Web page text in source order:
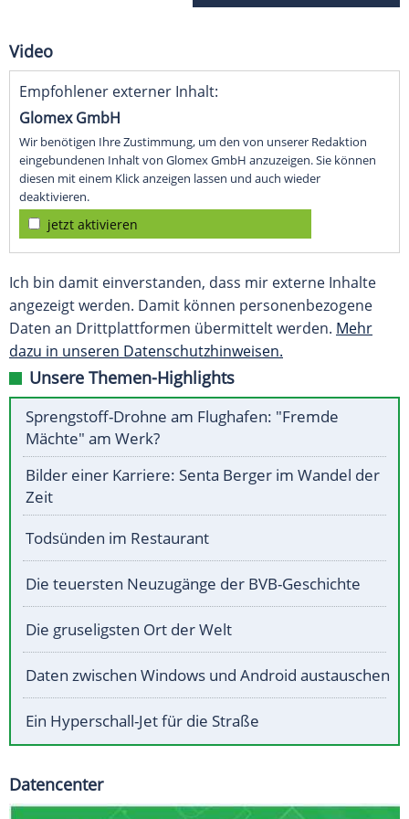
Video
Empfohlener externer Inhalt:
Glomex GmbH
Wir benötigen Ihre Zustimmung, um den von unserer Redaktion
eingebundenen Inhalt von Glomex GmbH anzuzeigen. Sie können
diesen mit einem Klick anzeigen lassen und auch wieder
deaktivieren.
jetzt aktivieren
Ich bin damit einverstanden, dass mir externe Inhalte
angezeigt werden. Damit können personenbezogene
Daten an Drittplattformen übermittelt werden. Mehr
dazu in unseren Datenschutzhinweisen.
Unsere Themen-Highlights
Sprengstoff-Drohne am Flughafen: "Fremde
Mächte" am Werk?
Bilder einer Karriere: Senta Berger im Wandel der
Zeit
Todsünden im Restaurant
Die teuersten Neuzugänge der BVB-Geschichte
Die gruseligsten Ort der Welt
Daten zwischen Windows und Android austauschen
Ein Hyperschall-Jet für die Straße
Datencenter